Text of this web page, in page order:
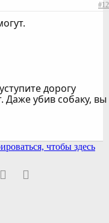
#12
дорогу
Даже убив собаку, вы
чтобы здесь
Электронная почта